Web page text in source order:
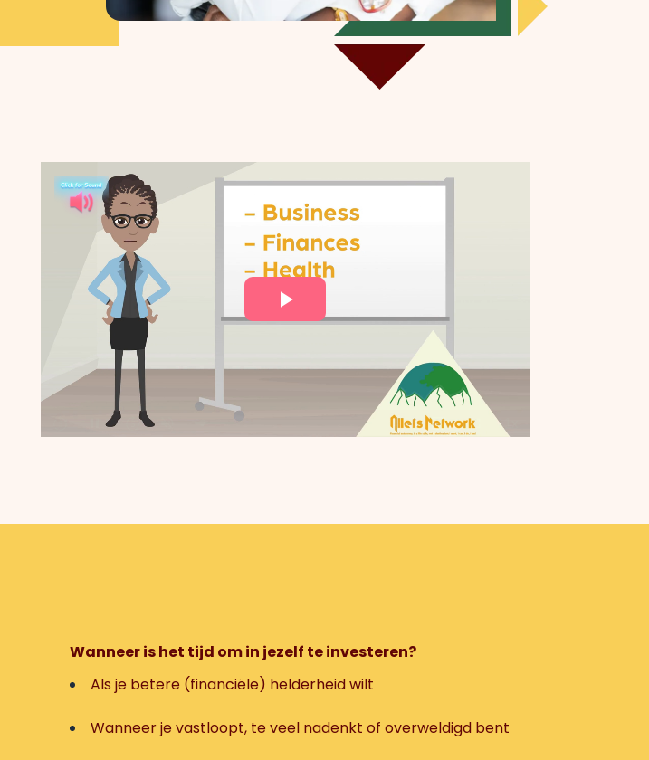
Wanneer is het tijd om in jezelf te investeren?
Als je betere (financiële) helderheid wilt
Wanneer je vastloopt, te veel nadenkt of overweldigd bent